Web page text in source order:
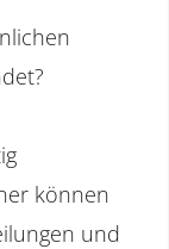
können
und